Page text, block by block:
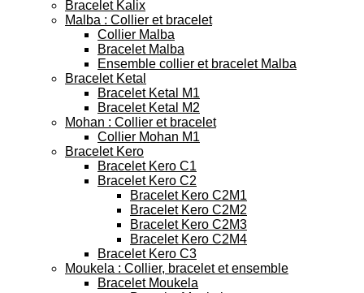
Bracelet Kalix
Malba : Collier et bracelet
Collier Malba
Bracelet Malba
Ensemble collier et bracelet Malba
Bracelet Ketal
Bracelet Ketal M1
Bracelet Ketal M2
Mohan : Collier et bracelet
Collier Mohan M1
Bracelet Kero
Bracelet Kero C1
Bracelet Kero C2
Bracelet Kero C2M1
Bracelet Kero C2M2
Bracelet Kero C2M3
Bracelet Kero C2M4
Bracelet Kero C3
Moukela : Collier, bracelet et ensemble
Bracelet Moukela